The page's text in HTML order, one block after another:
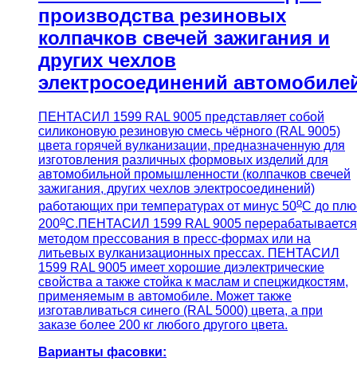
производства резиновых
колпачков свечей зажигания и
других чехлов
электросоединений
ПЕНТАСИЛ 1599 RAL 9005 представляет собой
силиконовую резиновую смесь чёрного (RAL 9005)
цвета горячей вулканизации, предназначенную для
изготовления различных формовых изделий для
автомобильной промышленности (колпачков свечей
зажигания, других чехлов электросоединений)
работающих при температурах от минус 50оС до
200оС.ПЕНТАСИЛ 1599 RAL 9005 перерабатывается
методом прессования в пресс-формах или на
литьевых вулканизационных прессах. ПЕНТАСИЛ
1599 RAL 9005 имеет хорошие диэлектрические
свойства а также стойка к маслам и спецжидкостям,
применяемым в автомобиле. Может также
изготавливаться синего (RAL 5000) цвета, а при
заказе более 200 кг любого другого цвета.
Варианты фасовки: